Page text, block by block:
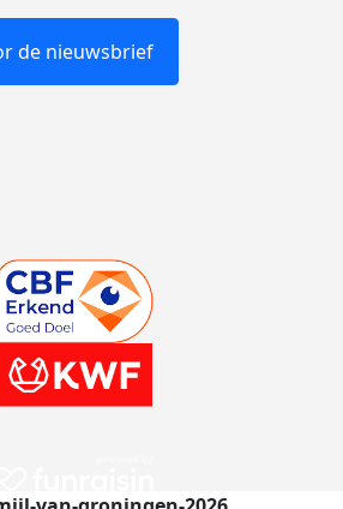
de nieuwsbrief